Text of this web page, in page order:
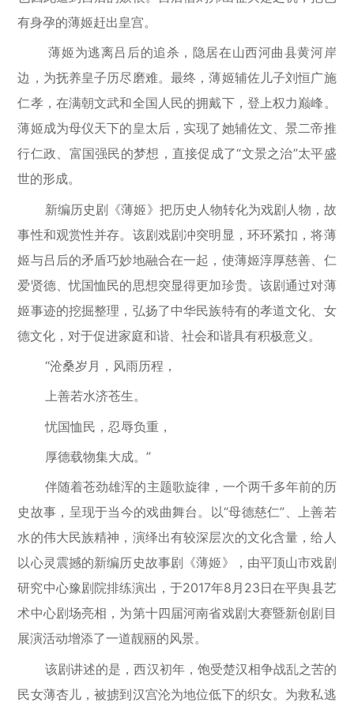
有身孕的薄姬赶出皇宫。
薄姬为逃离吕后的追杀，隐居在山西河曲县黄河岸
边，为抚养皇子历尽磨难。最终，薄姬辅佐儿子刘恒广施
仁孝，在满朝文武和全国人民的拥戴下，登上权力巅峰。
薄姬成为母仪天下的皇太后，实现了她辅佐文、景二帝推
行仁政、富国强民的梦想，直接促成了“文景之治”太平盛
世的形成。
新编历史剧《薄姬》把历史人物转化为戏剧人物，故
事性和观赏性并存。该剧戏剧冲突明显，环环紧扣，将薄
姬与吕后的矛盾巧妙地融合在一起，使薄姬淳厚慈善、仁
爱贤德、忧国恤民的思想突显得更加珍贵。该剧通过对薄
姬事迹的挖掘整理，弘扬了中华民族特有的孝道文化、女
德文化，对于促进家庭和谐、社会和谐具有积极意义。
“沧桑岁月，风雨历程，
上善若水济苍生。
忧国恤民，忍辱负重，
厚德载物集大成。”
伴随着苍劲雄浑的主题歌旋律，一个两千多年前的历
史故事，呈现于当今的戏曲舞台。以“母德慈仁”、上善若
水的伟大民族精神，演绎出有较深层次的文化含量，给人
以心灵震撼的新编历史故事剧《薄姬》，由平顶山市戏剧
研究中心豫剧院排练演出，于2017年8月23日在平舆县艺
术中心剧场亮相，为第十四届河南省戏剧大赛暨新创剧目
展演活动增添了一道靓丽的风景。
该剧讲述的是，西汉初年，饱受楚汉相争战乱之苦的
民女薄杏儿，被掳到汉宫沦为地位低下的织女。为救私逃